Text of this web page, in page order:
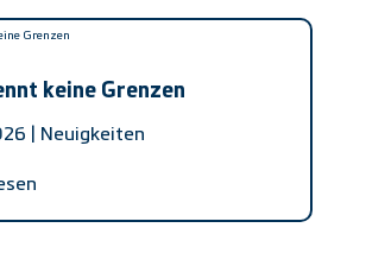
keine Grenzen
| Neuigkeiten